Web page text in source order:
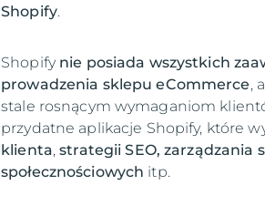
Shopify.
Shopifynie posiada wszystkich
prowadzenia sklepu eCommerce,
stale rosnącym wymaganiom
przydatne aplikacje Shopify, które
klienta,strategii SEO,
społecznościowych itp.